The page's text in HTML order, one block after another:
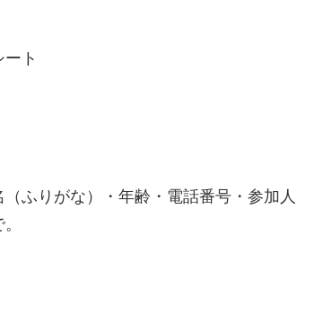
ト
ふりがな）・年齢・電話番号・参加人